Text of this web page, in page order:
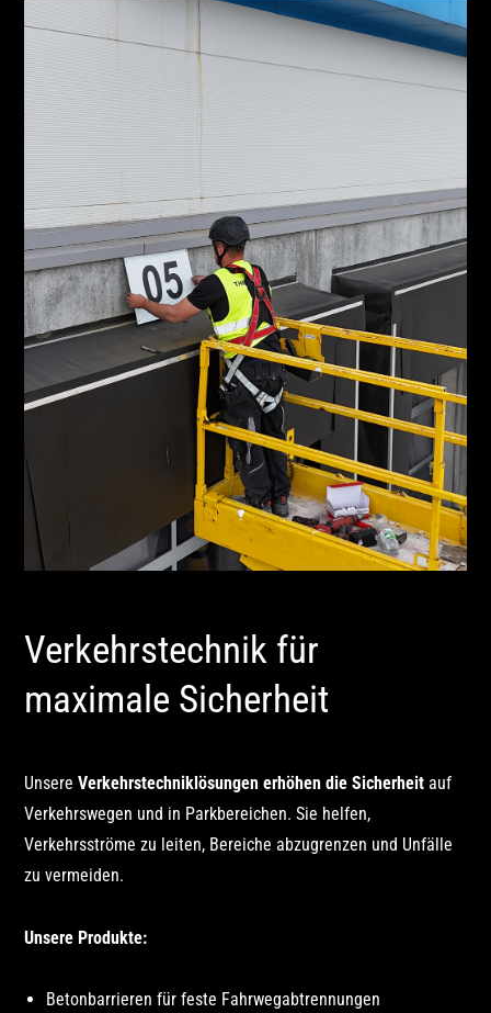
Verkehrstechnik für
maximale Sicherheit
UnsereVerkehrstechniklösungen erhöhen die Sicherheit auf
Verkehrswegen und in Parkbereichen. Sie helfen,
Verkehrsströme zu leiten, Bereiche abzugrenzen und Unfälle
zu vermeiden.
Unsere Produkte:
Betonbarrieren für feste Fahrwegabtrennungen